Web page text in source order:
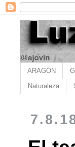
ARAGÓN
Naturaleza